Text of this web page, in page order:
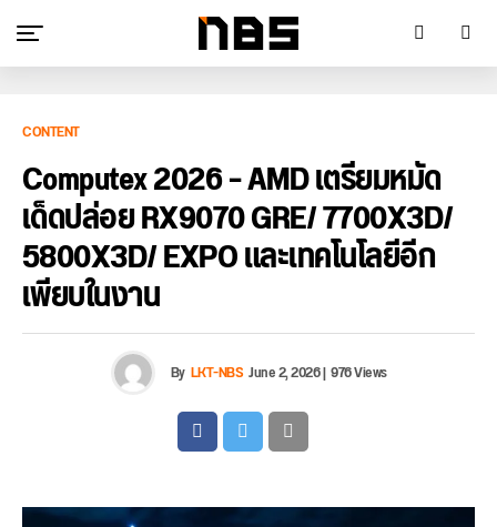
CONTENT
Computex 2026 – AMD เตรียมหมัด
เด็ดปล่อย RX9070 GRE/ 7700X3D/
5800X3D/ EXPO และเทคโนโลยีอีก
เพียบในงาน
By LKT-NBSJune 2, 2026|976 Views